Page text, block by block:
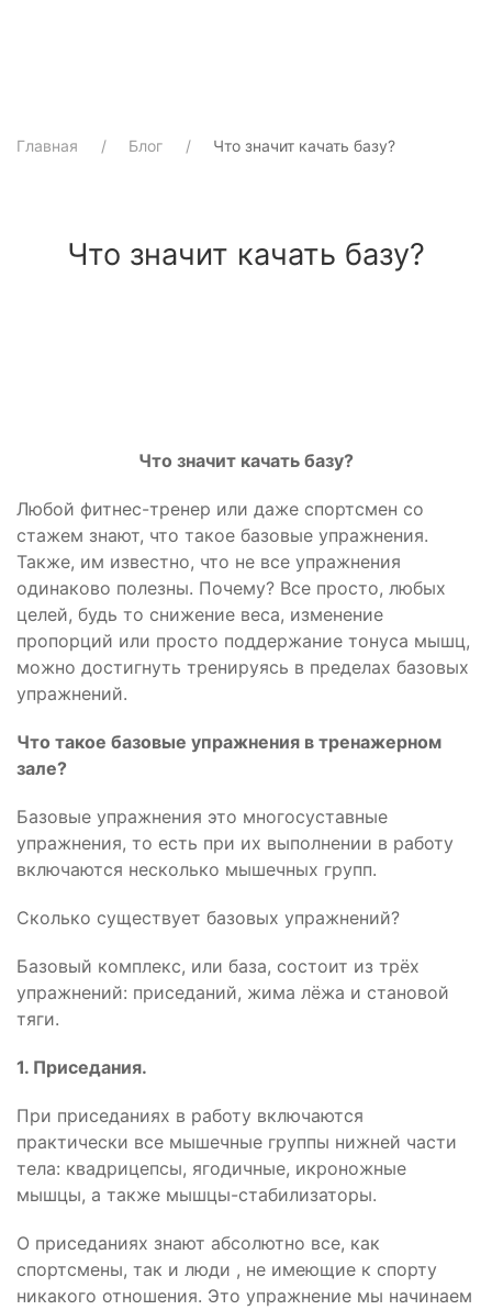
Главная Блог Что значит качать базу?
Что значит качать базу?
Что значит качать базу?
Любой фитнес-тренер или даже спортсмен со
стажем знают, что такое базовые упражнения.
Также, им известно, что не все упражнения
одинаково полезны. Почему? Все просто, любых
целей, будь то снижение веса, изменение
пропорций или просто поддержание тонуса мышц,
можно достигнуть тренируясь в пределах базовых
упражнений.
Что такое базовые упражнения в тренажерном
зале?
Базовые упражнения это многосуставные
упражнения, то есть при их выполнении в работу
включаются несколько мышечных групп.
Сколько существует базовых упражнений?
Базовый комплекс, или база, состоит из трёх
упражнений: приседаний, жима лёжа и становой
тяги.
1. Приседания.
При приседаниях в работу включаются
практически все мышечные группы нижней части
тела: квадрицепсы, ягодичные, икроножные
мышцы, а также мышцы-стабилизаторы.
О приседаниях знают абсолютно все, как
спортсмены, так и люди , не имеющие к спорту
никакого отношения. Это упражнение мы начинаем